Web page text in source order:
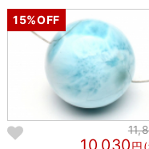
15%OFF
10,030